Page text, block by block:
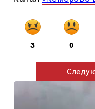
3 0